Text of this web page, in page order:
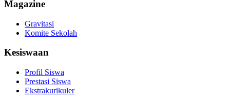
Magazine
Gravitasi
Komite Sekolah
Kesiswaan
Profil Siswa
Prestasi Siswa
Ekstrakurikuler